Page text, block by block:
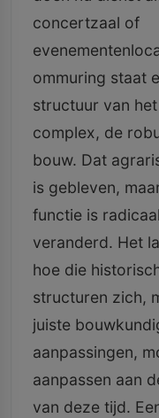
concertzaal of
ommuring staat
structuur van het
complex, de
bouw. Dat
is gebleven,
functie is radicaal
veranderd. Het
hoe die
structuren zich,
juiste
aanpassingen,
aanpassen aan
van deze tijd.